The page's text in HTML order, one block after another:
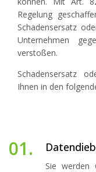
Regelung
Schadensersatz
Unternehmen
verstoßen.
Schadensersatz
Ihnen in den
01.
Sie werden